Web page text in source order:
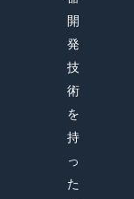
開
発
技
術
を
持
っ
た